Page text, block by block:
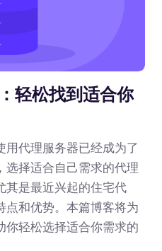
轻松找到适合你
用代理服务器已经成为了
选择适合自己需求的代理
其是最近兴起的住宅代
点和优势。本篇博客将为
你轻松选择适合你需求的